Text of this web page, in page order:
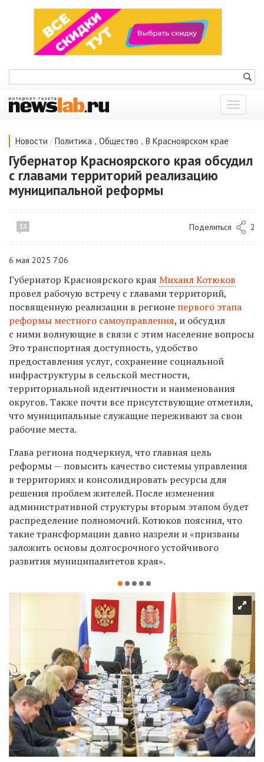
Показать
меню
Новости / Политика , Общество , В Красноярском крае
Губернатор Красноярского края обсудил
с главами территорий реализацию
муниципальной реформы
13 Поделиться 2
6 мая 2025 7:06
Губернатор Красноярского края Михаил Котюков
провел рабочую встречу с главами территорий,
посвященную реализации в регионе первого этапа
реформы местного самоуправления, и обсудил
с ними волнующие в связи с этим население вопросы
Этотранспортная доступность, удобство
предоставления услуг, сохранение социальной
инфраструктуры в сельской местности,
территориальной идентичности и наименования
округов. Также почти все присутствующие отметили,
что муниципальные служащие переживают за свои
рабочие места.
Глава региона подчеркнул, что главная цель
реформы — повысить качество системы управления
в территориях и консолидировать ресурсы для
решения проблем жителей. После изменения
административной структуры вторым этапом будет
распределение полномочий. Котюков пояснил, что
такие трансформации давно назрели и «призваны
заложить основы долгосрочного устойчивого
развития муниципалитетов края».